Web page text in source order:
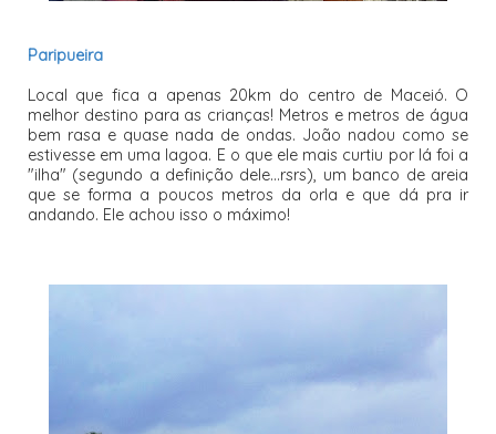
Paripueira
Local que fica a apenas 20km do centro de Maceió. O
melhor destino para as crianças! Metros e metros de água
bem rasa e quase nada de ondas. João nadou como se
estivesse em uma lagoa. E o que ele mais curtiu por lá foi a
"ilha" (segundo a definição dele...rsrs), um banco de areia
que se forma a poucos metros da orla e que dá pra ir
andando. Ele achou isso o máximo!